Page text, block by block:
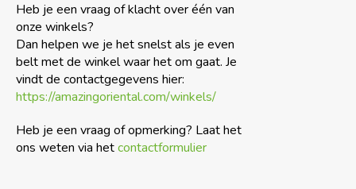
Heb je een vraag of klacht over één van
onze winkels?
Dan helpen we je het snelst als je even
belt met de winkel waar het om gaat. Je
vindt de contactgegevens hier:
https://amazingoriental.com/winkels/
Heb je een vraag of opmerking? Laat het
ons weten via hetcontactformulier